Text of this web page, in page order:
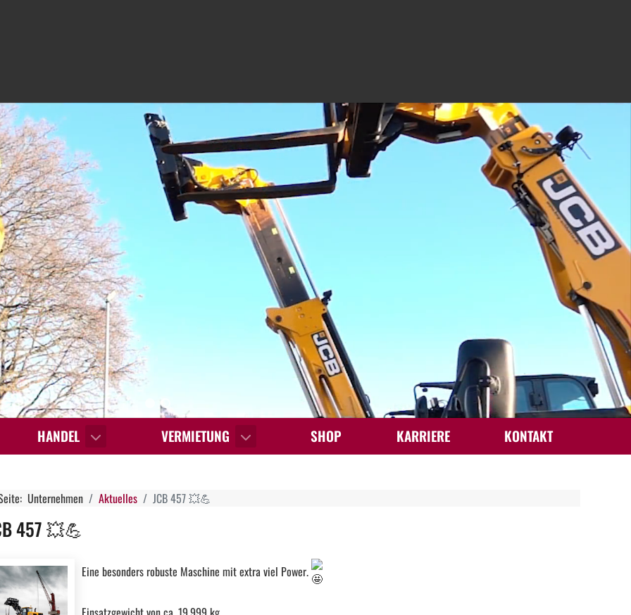
HANDEL VERMIETUNG SHOP KONTAKT
KARRIERE
Unternehmen Aktuelles JCB 457 💥💪
457 💥💪
Eine besonders robuste Maschine mit extra viel Power.